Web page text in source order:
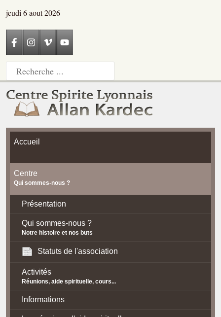
jeudi 6 aout 2026
Accueil
Centre
Qui sommes-nous ?
Présentation
Qui sommes-nous ?
Notre histoire et nos buts
Statuts de l'association
Activités
Réunions, aide spirituelle, cours...
Informations